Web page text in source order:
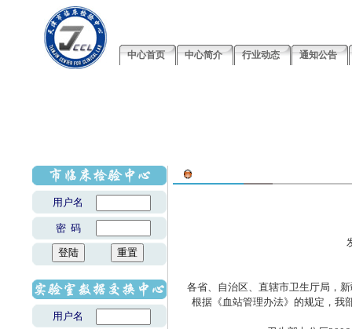
中心首页 中心简介 行业动态 通知公告
用户名
密 码
用户名
各省、自治区、直辖市卫生厅局，
根据《血站管理办法》的规定，我